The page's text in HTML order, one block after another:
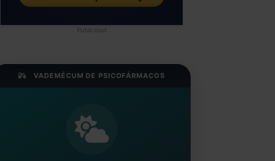
Publicidad
VADEMÉCUM DE PSICOFÁRMACOS